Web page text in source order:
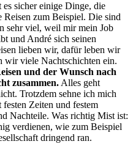
sicher einige Dinge, die
Reisen zum Beispiel. Die sind
sehr viel, weil mir mein Job
und André sich seinen
lieben wir, dafür leben wir
wir viele Nachtschichten ein.
und der Wunsch nach
zusammen. Alles geht
Trotzdem sehne ich mich
Zeiten und festem
Nachteile. Was richtig Mist ist:
verdienen, wie zum Beispiel
dringend ran.